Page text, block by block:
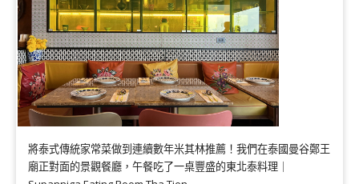
將泰式傳統家常菜做到連續數年米其林推薦！我們在泰國曼谷鄭王
廟正對面的景觀餐廳，午餐吃了一桌豐盛的東北泰料理｜